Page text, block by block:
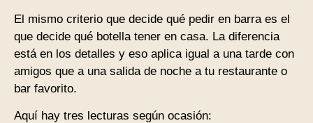
El mismo criterio que decide qué pedir en barra es el
que decide qué botella tener en casa. La diferencia
está en los detalles y eso aplica igual a una tarde con
amigos que a una salida de noche a tu restaurante o
bar favorito.
Aquí hay tres lecturas según ocasión: